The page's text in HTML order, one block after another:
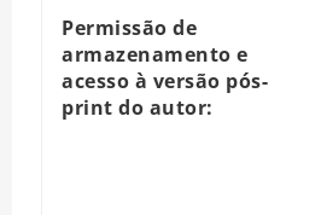
Permissão de
armazenamento e
acesso à versão pós-
print do autor: